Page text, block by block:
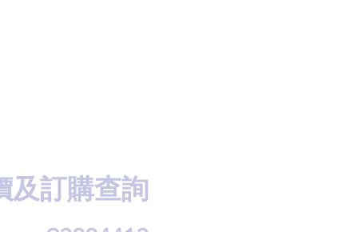
及訂購查詢